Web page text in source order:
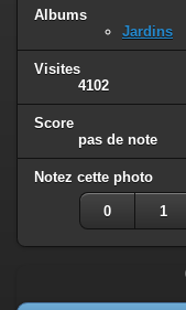
Albums
Jardins
Visites
4102
Score
pas de note
Notez cette photo
0 1